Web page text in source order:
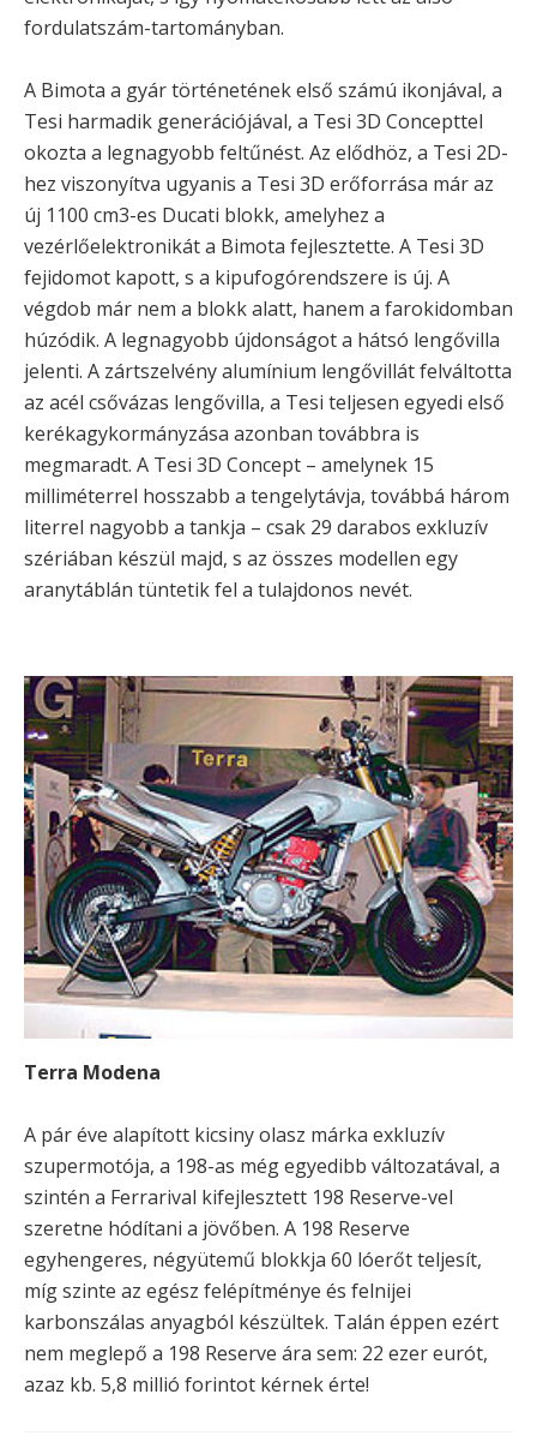
fordulatszám-tartományban.
A Bimota a gyár történetének első számú ikonjával, a
Tesi harmadik generációjával, a Tesi 3D Concepttel
okozta a legnagyobb feltűnést. Az elődhöz, a Tesi 2D-
hez viszonyítva ugyanis a Tesi 3D erőforrása már az
új 1100 cm3-es Ducati blokk, amelyhez a
vezérlőelektronikát a Bimota fejlesztette. A Tesi 3D
fejidomot kapott, s a kipufogórendszere is új. A
végdob már nem a blokk alatt, hanem a farokidomban
húzódik. A legnagyobb újdonságot a hátsó lengővilla
jelenti. A zártszelvény alumínium lengővillát felváltotta
az acél csővázas lengővilla, a Tesi teljesen egyedi első
kerékagykormányzása azonban továbbra is
megmaradt. A Tesi 3D Concept – amelynek 15
milliméterrel hosszabb a tengelytávja, továbbá három
literrel nagyobb a tankja – csak 29 darabos exkluzív
szériában készül majd, s az összes modellen egy
aranytáblán tüntetik fel a tulajdonos nevét.
Terra Modena
A pár éve alapított kicsiny olasz márka exkluzív
szupermotója, a 198-as még egyedibb változatával, a
szintén a Ferrarival kifejlesztett 198 Reserve-vel
szeretne hódítani a jövőben. A 198 Reserve
egyhengeres, négyütemű blokkja 60 lóerőt teljesít,
míg szinte az egész felépítménye és felnijei
karbonszálas anyagból készültek. Talán éppen ezért
nem meglepő a 198 Reserve ára sem: 22 ezer eurót,
azaz kb. 5,8 millió forintot kérnek érte!